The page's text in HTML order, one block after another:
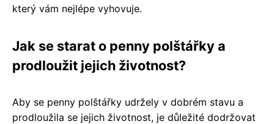
který vám nejlépe vyhovuje.
Jak se starat o penny polštářky a
prodloužit jejich životnost?
Aby se penny polštářky udržely v dobrém stavu a
prodloužila se jejich životnost, je důležité dodržovat